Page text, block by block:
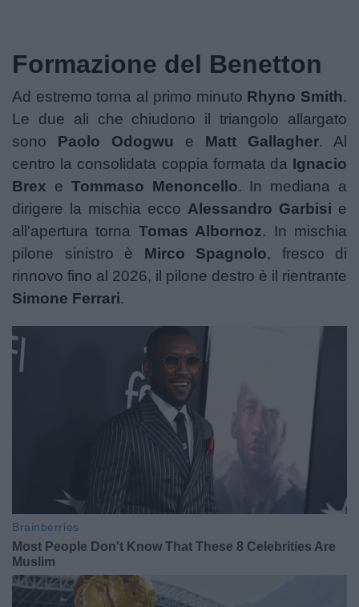
Formazione del Benetton
Ad estremo torna al primo minuto Rhyno Smith.
Le due ali che chiudono il triangolo allargato
sono Paolo Odogwu e Matt Gallagher. Al
centro la consolidata coppia formata da Ignacio
Brex e Tommaso Menoncello. In mediana a
dirigere la mischia ecco Alessandro Garbisi e
all'apertura torna Tomas Albornoz. In mischia
pilone sinistro è Mirco Spagnolo, fresco di
rinnovo fino al 2026, il pilone destro è il rientrante
Simone Ferrari.